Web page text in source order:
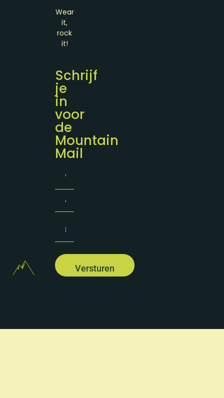
Wear
it,
rock
it!
Schrijf
je
in
voor
de
Mountain
Mail